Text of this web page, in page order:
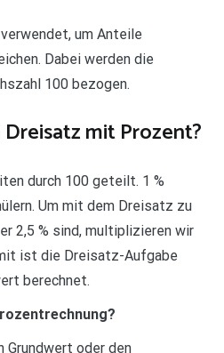
um Anteile
Dabei werden die
100 bezogen.
mit Prozent?
durch 100 geteilt. 1 %
Um mit dem Dreisatz zu
2,5 % sind, multiplizieren wir
ist die Dreisatz-Aufgabe
berechnet.
Grundwert oder den